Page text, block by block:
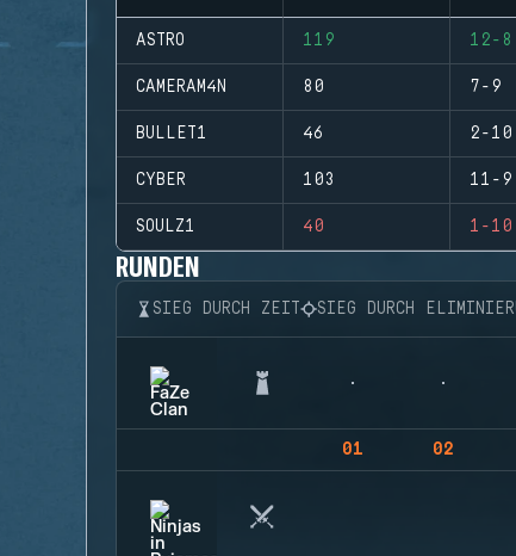
ASTRO 119 12-
CAMERAM4N 80 7-9
BULLET1 46 2-
CYBER 103 11-
SOULZ1 40 1-
RUNDEN
SIEG DURCH ZEIT SIEG DURCH
01 02